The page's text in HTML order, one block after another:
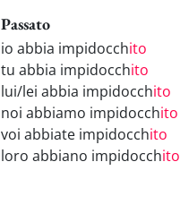
Passato
io abbia impidocchito
tu abbia impidocchito
lui/lei abbia impidocchito
noi abbiamo impidocchito
voi abbiate impidocchito
loro abbiano impidocchito